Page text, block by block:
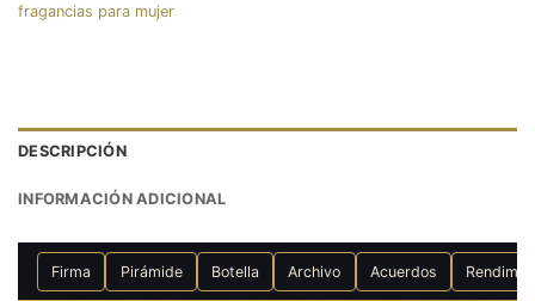
fragancias para mujer
DESCRIPCIÓN
INFORMACIÓN ADICIONAL
Firma Pirámide Botella Archivo Acuerdos